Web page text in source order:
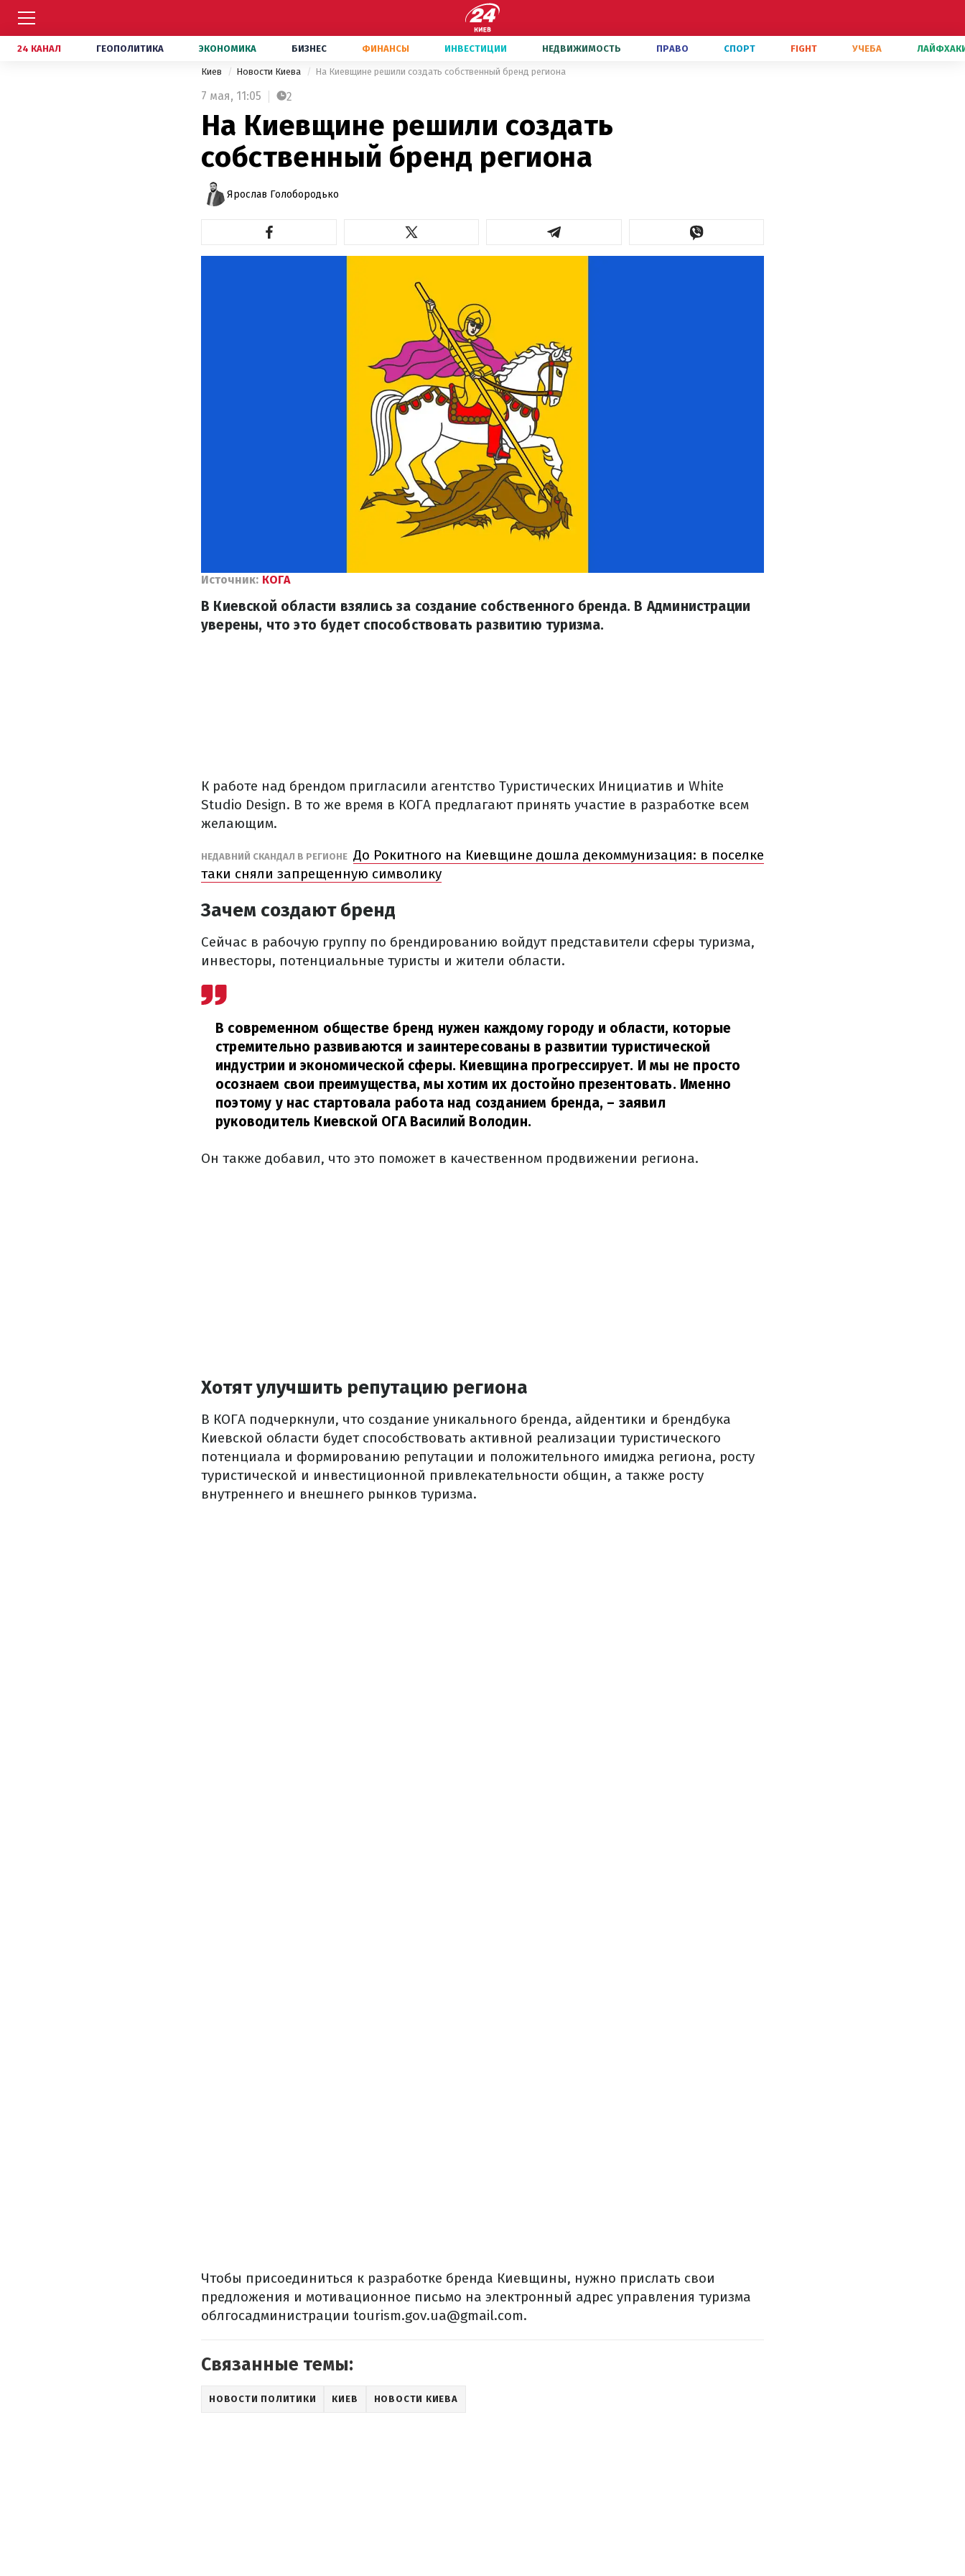
24 КАНАЛ ГЕОПОЛИТИКА ЭКОНОМИКА БИЗНЕС ФИНАНСЫ ИНВЕСТИЦИИ НЕДВИЖИМОСТЬ ПРАВО СПОРТ FIGHT УЧЕБА
Киев Новости Киева На Киевщине решили создать собственный бренд региона
7 мая, 11:05 2
На Киевщине решили создать
собственный бренд региона
Ярослав Голобородько
Источник: КОГА
В Киевской области взялись за создание собственного бренда. В Администрации
уверены, что это будет способствовать развитию туризма.
К работе над брендом пригласили агентство Туристических Инициатив и White
Studio Design. В то же время в КОГА предлагают принять участие в разработке всем
желающим.
НЕДАВНИЙ СКАНДАЛ В РЕГИОНЕ До Рокитного на Киевщине дошла декоммунизация: в поселке
таки сняли запрещенную символику
Зачем создают бренд
Сейчас в рабочую группу по брендированию войдут представители сферы туризма,
инвесторы, потенциальные туристы и жители области.
В современном обществе бренд нужен каждому городу и области, которые
стремительно развиваются и заинтересованы в развитии туристической
индустрии и экономической сферы. Киевщина прогрессирует. И мы не просто
осознаем свои преимущества, мы хотим их достойно презентовать. Именно
поэтому у нас стартовала работа над созданием бренда, – заявил
руководитель Киевской ОГА Василий Володин.
Он также добавил, что это поможет в качественном продвижении региона.
Хотят улучшить репутацию региона
В КОГА подчеркнули, что создание уникального бренда, айдентики и брендбука
Киевской области будет способствовать активной реализации туристического
потенциала и формированию репутации и положительного имиджа региона, росту
туристической и инвестиционной привлекательности общин, а также росту
внутреннего и внешнего рынков туризма.
Чтобы присоединиться к разработке бренда Киевщины, нужно прислать свои
предложения и мотивационное письмо на электронный адрес управления туризма
облгосадминистрации tourism.gov.ua@gmail.com.
Связанные темы:
НОВОСТИ ПОЛИТИКИ КИЕВ НОВОСТИ КИЕВА